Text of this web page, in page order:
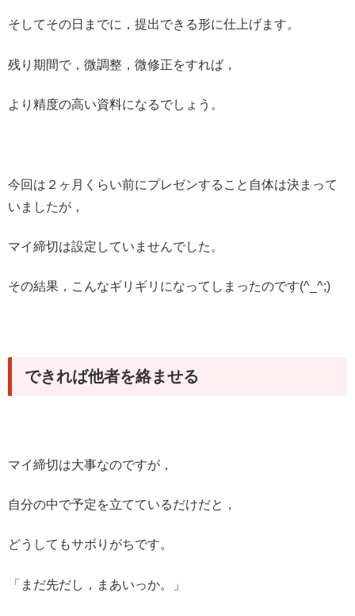
そしてその日までに，提出できる形に仕上げます。
残り期間で，微調整，微修正をすれば，
より精度の高い資料になるでしょう。
今回は２ヶ月くらい前にプレゼンすること自体は決まって
いましたが，
マイ締切は設定していませんでした。
その結果，こんなギリギリになってしまったのです(^_^;)
できれば他者を絡ませる
マイ締切は大事なのですが，
自分の中で予定を立てているだけだと，
どうしてもサボりがちです。
「まだ先だし，まあいっか。」